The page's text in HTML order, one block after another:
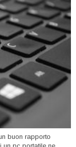
buon rapporto